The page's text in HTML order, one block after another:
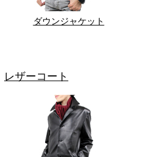
ダウンジャケット
レザーコート